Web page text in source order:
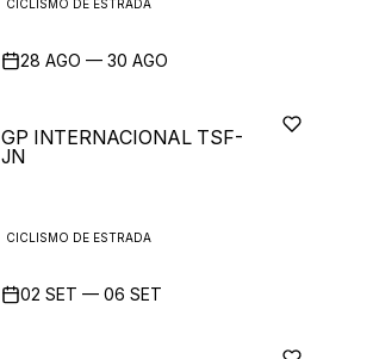
CICLISMO DE ESTRADA
28 AGO — 30 AGO
GP INTERNACIONAL TSF-
JN
CICLISMO DE ESTRADA
02 SET — 06 SET